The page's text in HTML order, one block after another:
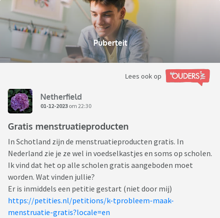
Puberteit
Lees ook op
Netherfield
01-12-2023 om 22:30
Gratis menstruatieproducten
In Schotland zijn de menstruatieproducten gratis. In
Nederland zie je ze wel in voedselkastjes en soms op scholen.
Ik vind dat het op alle scholen gratis aangeboden moet
worden. Wat vinden jullie?
Er is inmiddels een petitie gestart (niet door mij)
https://petities.nl/petitions/k-tprobleem-maak-
menstruatie-gratis?locale=en